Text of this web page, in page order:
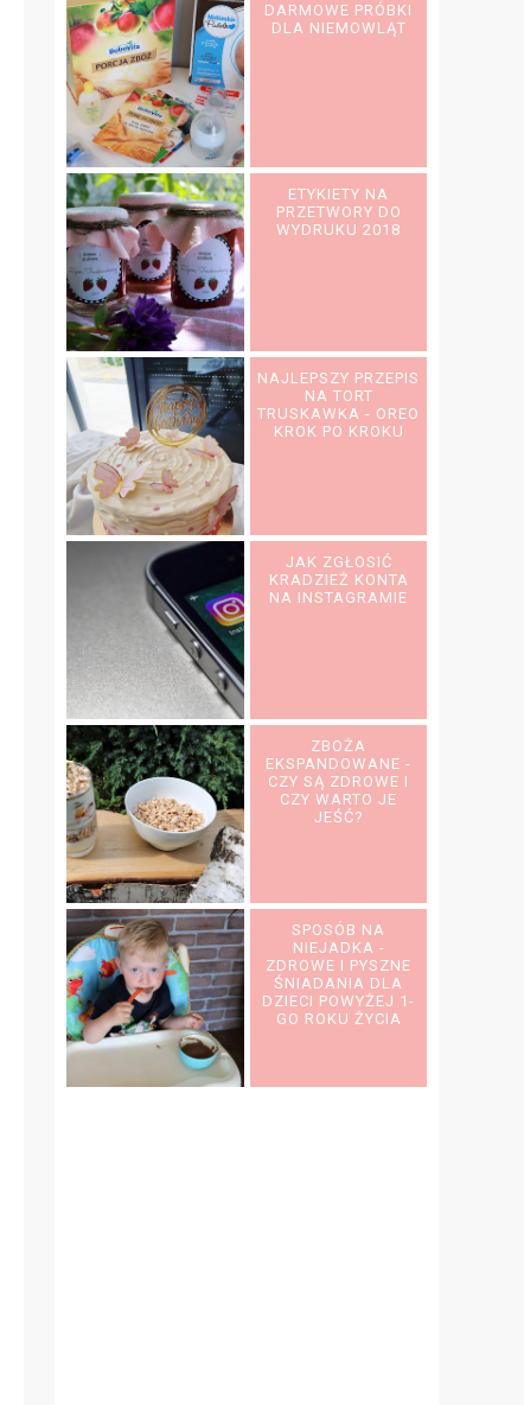
DARMOWE PRÓBKI
DLA NIEMOWLĄT
ETYKIETY NA
PRZETWORY DO
WYDRUKU 2018
NAJLEPSZY PRZEPIS
NA TORT
TRUSKAWKA - OREO
KROK PO KROKU
JAK ZGŁOSIĆ
KRADZIEŻ KONTA
NA INSTAGRAMIE
ZBOŻA
EKSPANDOWANE -
CZY SĄ ZDROWE I
CZY WARTO JE
JEŚĆ?
SPOSÓB NA
NIEJADKA -
ZDROWE I PYSZNE
ŚNIADANIA DLA
DZIECI POWYŻEJ 1-
GO ROKU ŻYCIA